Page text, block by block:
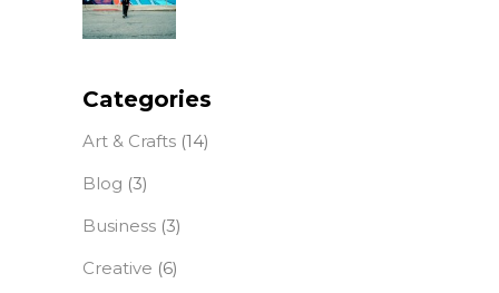
Categories
Art & Crafts (14)
Blog (3)
Business (3)
Creative (6)